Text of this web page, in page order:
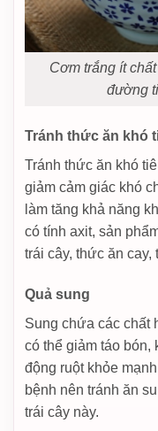
Cơm trắng ít
đường
Tránh thức ăn khó
Tránh thức ăn khó
giảm cảm giác khó
làm tăng khả năng
có tính axit, sản
trái cây, thức ăn
Quả sung
Sung chứa các chất
có thể giảm táo bón,
động ruột khỏe
bệnh nên tránh ăn
trái cây này.